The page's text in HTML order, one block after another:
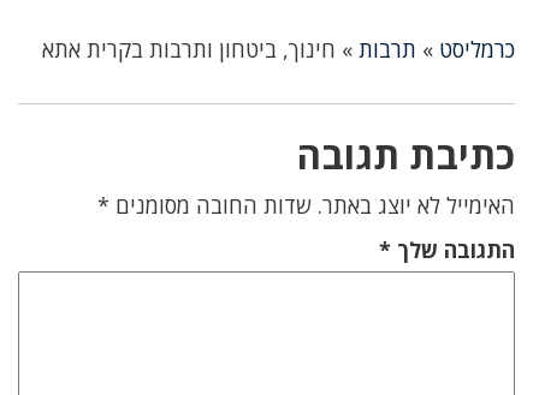
כרמליסט » תרבות » חינוך, ביטחון ותרבות בקרית אתא
כתיבת תגובה
האימייל לא יוצג באתר. שדות החובה מסומנים *
התגובה שלך *